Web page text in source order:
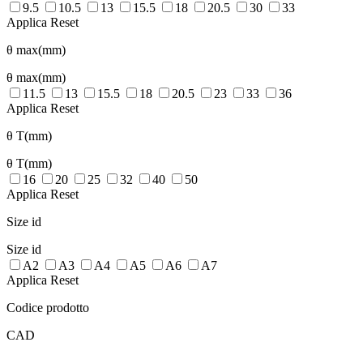
9.5
10.5 13 15.5 18 20.5 30
33
Applica Reset
θ max(mm)
θ max(mm)
11.5
13 15.5 18 20.5 23 33
36
Applica Reset
θ T(mm)
θ T(mm)
16
20 25 32 40
50
Applica Reset
Size id
Size id
A2
A3 A4 A5 A6
A7
Applica Reset
Codice prodotto
CAD